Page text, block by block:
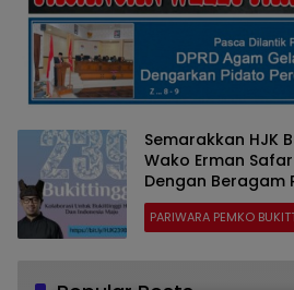
Semarakkan HJK
Wako Erman
Dengan Beragam
PARIWARA PEMKO